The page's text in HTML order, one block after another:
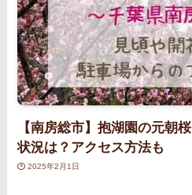
【南房総市】抱湖園の元朝
状況は？アクセス方法も
2025年2月1日